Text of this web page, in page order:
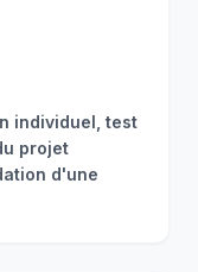
individuel, test
projet
d'une